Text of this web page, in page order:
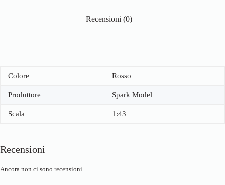
Recensioni (0)
Colore Rosso
Produttore Spark Model
Scala 1:43
Recensioni
Ancora non ci sono recensioni.